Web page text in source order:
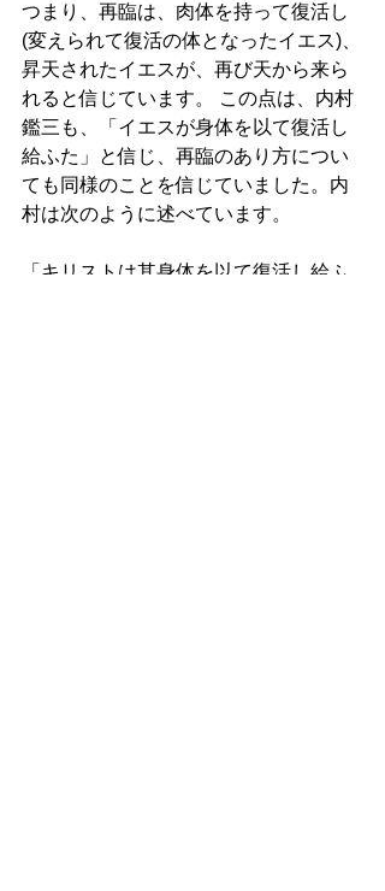
つまり、再臨は、肉体を持って復活し
(変えられて復活の体となったイエス)、
昇天されたイエスが、再び天から来ら
れると信じています。 この点は、内村
鑑三も、「イエスが身体を以て復活し
給ふた」と信じ、再臨のあり方につい
ても同様のことを信じていました。内
村は次のように述べています。
「キリストは其身体を以て復活し給ふ